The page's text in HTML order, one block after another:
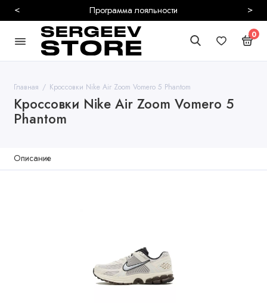
Программа лояльности
< >
0
Главная Кроссовки Nike Air Zoom Vomero 5 Phantom
Кроссовки Nike Air Zoom Vomero 5
Phantom
Описание